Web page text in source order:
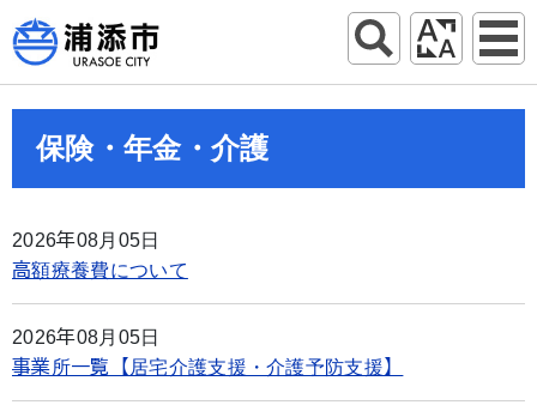
保険・年金・介護
2026年08月05日
高額療養費について
2026年08月05日
事業所一覧【居宅介護支援・介護予防支援】